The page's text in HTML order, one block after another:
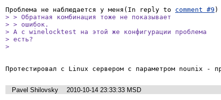
Проблема не наблюдается у меня(In reply to comment #9
> > Обратная комбинация тоже не показывает
> > ошибок.
> А с winelocktest на этой же конфигурации проблема
> есть?
>
Pavel Shilovsky
2010-10-14 23:33:33 MSD